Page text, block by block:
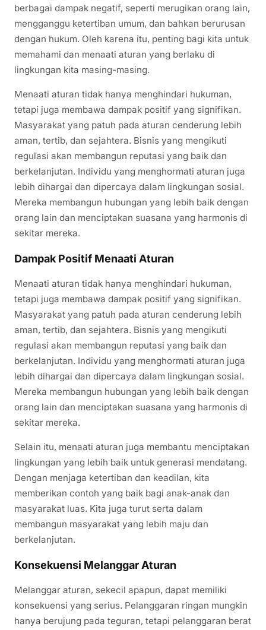
berbagai dampak negatif, seperti merugikan orang lain,
mengganggu ketertiban umum, dan bahkan berurusan
dengan hukum. Oleh karena itu, penting bagi kita untuk
memahami dan menaati aturan yang berlaku di
lingkungan kita masing-masing.
Menaati aturan tidak hanya menghindari hukuman,
tetapi juga membawa dampak positif yang signifikan.
Masyarakat yang patuh pada aturan cenderung lebih
aman, tertib, dan sejahtera. Bisnis yang mengikuti
regulasi akan membangun reputasi yang baik dan
berkelanjutan. Individu yang menghormati aturan juga
lebih dihargai dan dipercaya dalam lingkungan sosial.
Mereka membangun hubungan yang lebih baik dengan
orang lain dan menciptakan suasana yang harmonis di
sekitar mereka.
Dampak Positif Menaati Aturan
Menaati aturan tidak hanya menghindari hukuman,
tetapi juga membawa dampak positif yang signifikan.
Masyarakat yang patuh pada aturan cenderung lebih
aman, tertib, dan sejahtera. Bisnis yang mengikuti
regulasi akan membangun reputasi yang baik dan
berkelanjutan. Individu yang menghormati aturan juga
lebih dihargai dan dipercaya dalam lingkungan sosial.
Mereka membangun hubungan yang lebih baik dengan
orang lain dan menciptakan suasana yang harmonis di
sekitar mereka.
Selain itu, menaati aturan juga membantu menciptakan
lingkungan yang lebih baik untuk generasi mendatang.
Dengan menjaga ketertiban dan keadilan, kita
memberikan contoh yang baik bagi anak-anak dan
masyarakat luas. Kita juga turut serta dalam
membangun masyarakat yang lebih maju dan
berkelanjutan.
Konsekuensi Melanggar Aturan
Melanggar aturan, sekecil apapun, dapat memiliki
konsekuensi yang serius. Pelanggaran ringan mungkin
hanya berujung pada teguran, tetapi pelanggaran berat